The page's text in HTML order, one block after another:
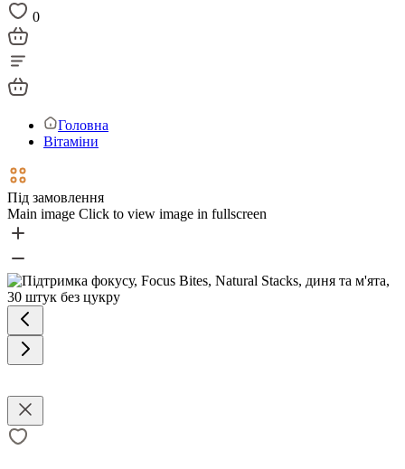
0
Головна
Вітаміни
Під замовлення
Main image Click to view image in fullscreen